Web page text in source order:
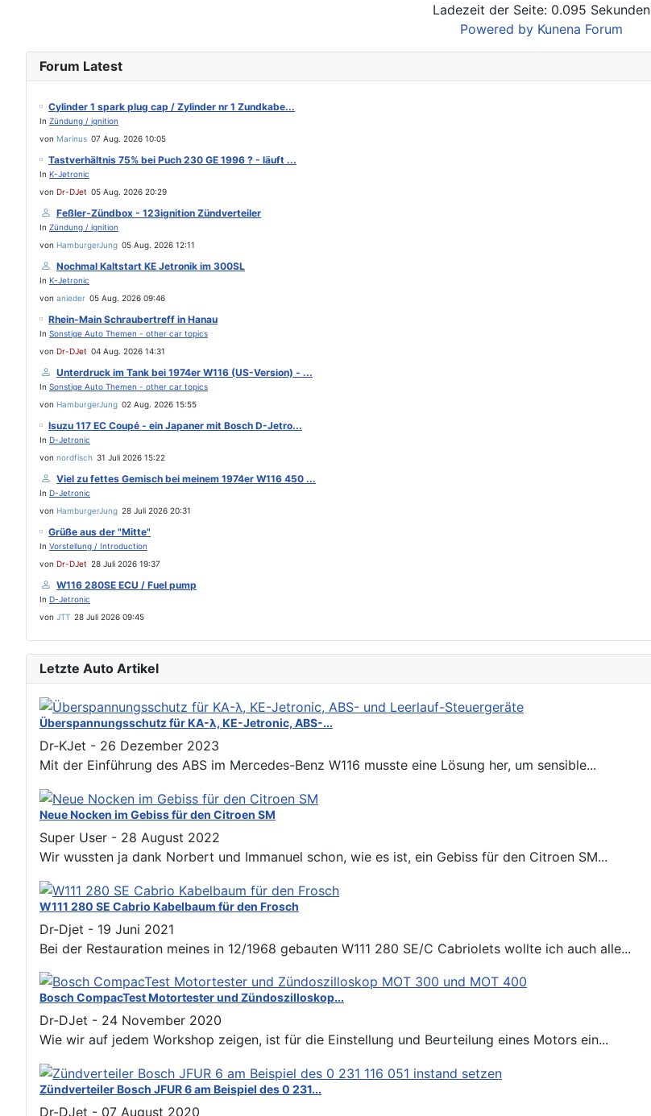
Ladezeit der Seite: 0.095 Sekunden
Powered by Kunena Forum
Forum Latest
Cylinder 1 spark plug cap / Zylinder nr 1 Zundkabe...
In Zündung / ignition
von Marinus 07 Aug. 2026 10:05
Tastverhältnis 75% bei Puch 230 GE 1996 ? - läuft ...
In K-Jetronic
von Dr-DJet 05 Aug. 2026 20:29
Feßler-Zündbox - 123ignition Zündverteiler
In Zündung / ignition
von HamburgerJung 05 Aug. 2026 12:11
Nochmal Kaltstart KE Jetronik im 300SL
In K-Jetronic
von anieder 05 Aug. 2026 09:46
Rhein-Main Schraubertreff in Hanau
In Sonstige Auto Themen - other car topics
von Dr-DJet 04 Aug. 2026 14:31
Unterdruck im Tank bei 1974er W116 (US-Version) - ...
In Sonstige Auto Themen - other car topics
von HamburgerJung 02 Aug. 2026 15:55
Isuzu 117 EC Coupé - ein Japaner mit Bosch D-Jetro...
In D-Jetronic
von nordfisch 31 Juli 2026 15:22
Viel zu fettes Gemisch bei meinem 1974er W116 450 ...
In D-Jetronic
von HamburgerJung 28 Juli 2026 20:31
Grüße aus der "Mitte"
In Vorstellung / Introduction
von Dr-DJet 28 Juli 2026 19:37
W116 280SE ECU / Fuel pump
In D-Jetronic
von JTT 28 Juli 2026 09:45
Letzte Auto Artikel
Überspannungsschutz für KA-λ, KE-Jetronic, ABS-...
Dr-KJet - 26 Dezember 2023
Mit der Einführung des ABS im Mercedes-Benz W116 musste eine Lösung her, um sensible...
Neue Nocken im Gebiss für den Citroen SM
Super User - 28 August 2022
Wir wussten ja dank Norbert und Immanuel schon, wie es ist, ein Gebiss für den Citroen SM...
W111 280 SE Cabrio Kabelbaum für den Frosch
Dr-Djet - 19 Juni 2021
Bei der Restauration meines in 12/1968 gebauten W111 280 SE/C Cabriolets wollte ich auch alle...
Bosch CompacTest Motortester und Zündoszilloskop...
Dr-DJet - 24 November 2020
Wie wir auf jedem Workshop zeigen, ist für die Einstellung und Beurteilung eines Motors ein...
Zündverteiler Bosch JFUR 6 am Beispiel des 0 231...
Dr-DJet - 07 August 2020